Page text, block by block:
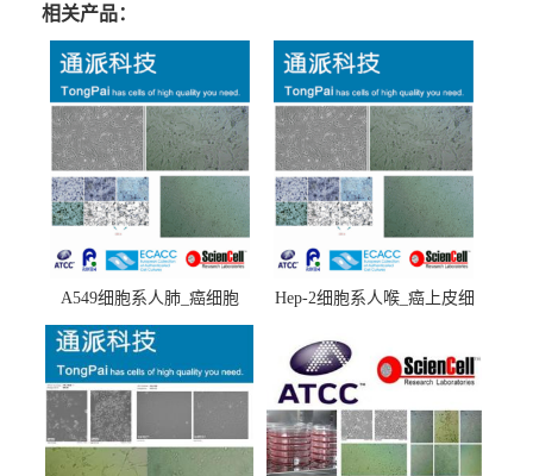
相关产品：
A549细胞系人肺_癌细胞
(A549细胞)
Hep-2细胞系人喉_癌上皮细